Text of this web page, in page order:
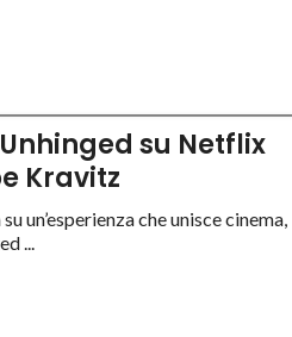
su Netflix
Kravitz
un’esperienza che unisce cinema,
...